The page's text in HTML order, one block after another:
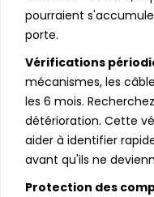
pourraient
porte.
Vérifications
mécanismes, les
les 6 mois.
détérioration. Cette
aider à identifier
avant qu'ils ne
Protection des